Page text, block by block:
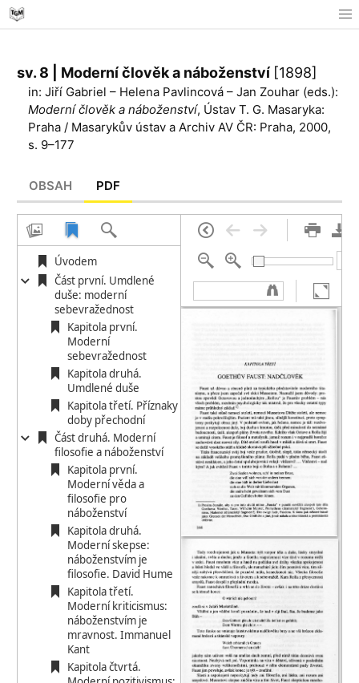
sv. 8 | Moderní člověk a náboženství [1898]
in: Jiří Gabriel – Helena Pavlincová – Jan Zouhar (eds.):
Moderní člověk a náboženství, Ústav T. G. Masaryka:
Praha / Masarykův ústav a Archiv AV ČR: Praha, 2000,
s. 9–177
OBSAH PDF